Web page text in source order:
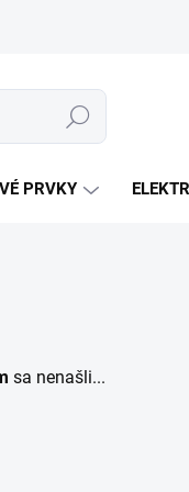
Hľadať
PRVKY
sa nenašli...